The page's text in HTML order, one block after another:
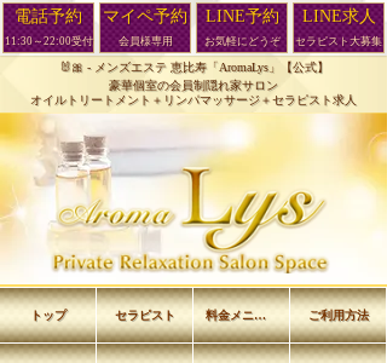
🐰🎀 - メンズエステ 恵比寿「AromaLys」【公式】
豪華個室の会員制隠れ家サロン
オイルトリートメント＋リンパマッサージ＋セラピスト求人
トップ セラピスト 料金メニュー ご利用方法
電話予約
11:30～22:00受付
マイペ予約
会員様専用
LINE予約
お気軽にどうぞ
LINE求人
セラピスト大募集